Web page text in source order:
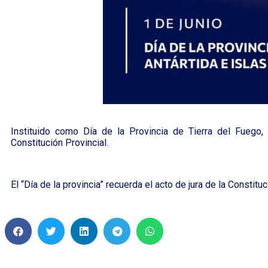
Instituido como Día de la Provincia de Tierra del
Constitución Provincial.
El “Día de la provincia” recuerda el acto de jura de la